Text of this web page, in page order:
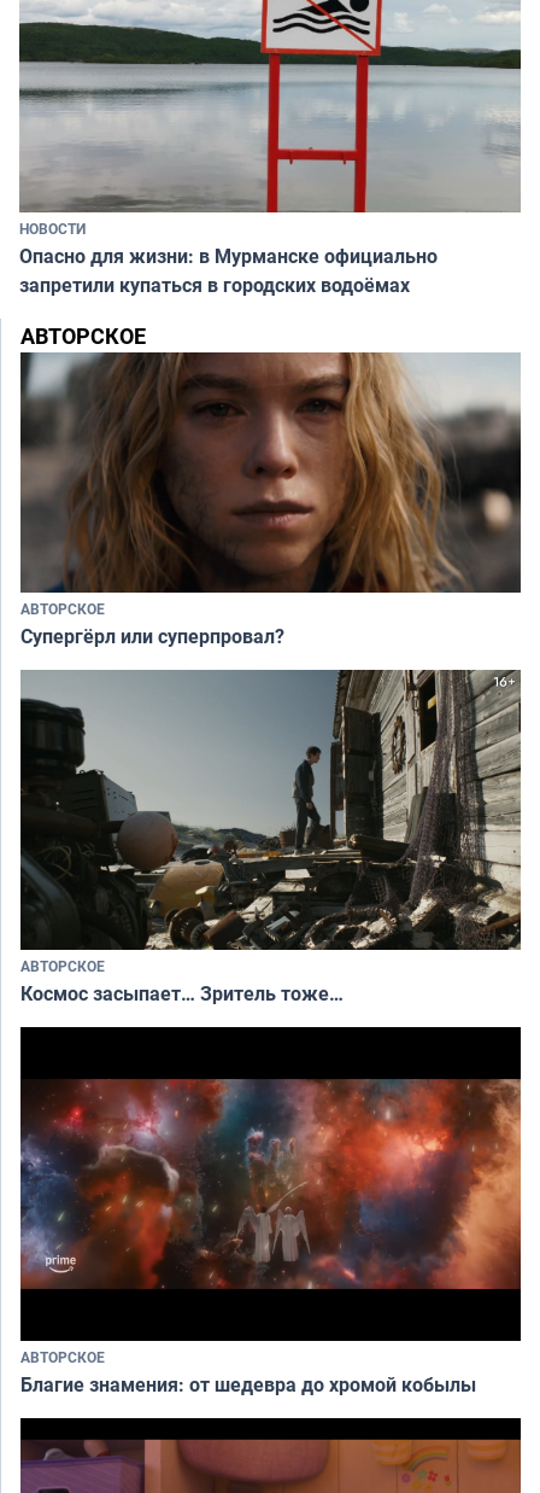
НОВОСТИ
Опасно для жизни: в Мурманске официально
запретили купаться в городских водоёмах
АВТОРСКОЕ
АВТОРСКОЕ
Супергёрл или суперпровал?
АВТОРСКОЕ
Космос засыпает… Зритель тоже…
АВТОРСКОЕ
Благие знамения: от шедевра до хромой кобылы